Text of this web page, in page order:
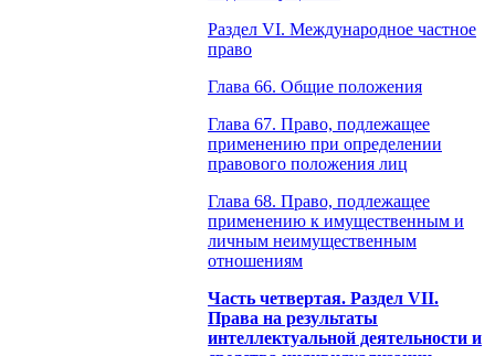
Раздел VI. Международное частное
право
Глава 66. Общие положения
Глава 67. Право, подлежащее
применению при определении
правового положения лиц
Глава 68. Право, подлежащее
применению к имущественным и
личным неимущественным
отношениям
Часть четвертая. Раздел VII.
Права на результаты
интеллектуальной деятельности и